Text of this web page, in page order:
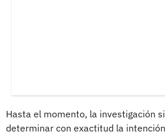
Hasta el momento, la investigación
determinar con exactitud la